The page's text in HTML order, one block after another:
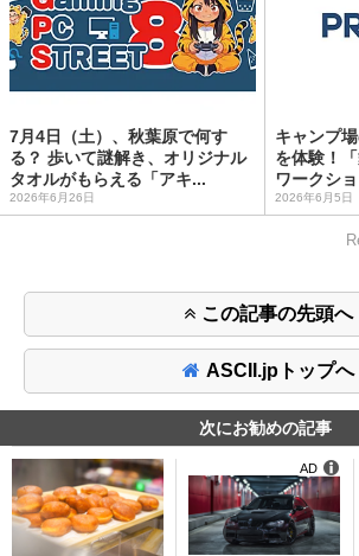
7月4日（土）、秋葉原で何す
る？ 歩いて謎解き、オリジナル
タオルがもらえる「アキ...
2026年6月26日
キャンプ
を体験！
ワークシ
2026年6月5日
この記事の先頭へ
ASCII.jpトップへ
次にお勧めの記事
AD